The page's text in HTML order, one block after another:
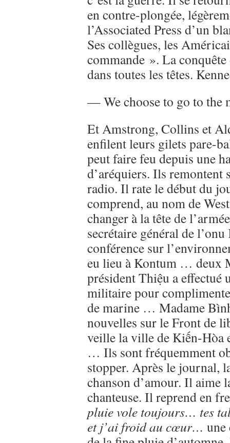
en contre-plongée,
l’Associated Press d’un
Ses collègues, les
commande ». La
dans toutes les têtes.
— We choose to go to the
Et Amstrong, Collins et
enfilent leurs gilets pare-
peut faire feu depuis une
d’aréquiers. Ils remontent
radio. Il rate le début du
comprend, au nom de
changer à la tête de
secrétaire général de
conférence sur
eu lieu à Kontum … deux
président Thiệu a effectué
militaire pour
de marine … Madame
nouvelles sur le Front de
veille la ville de Kiến-Hòa
… Ils sont fréquemment
stopper. Après le journal,
chanson d’amour. Il aime
chanteuse. Il reprend en
pluie vole toujours… tes
et j’ai froid au cœur… une